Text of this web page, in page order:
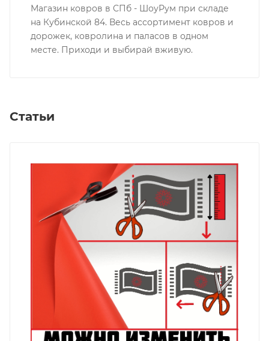
Магазин ковров в СПб - ШоуРум при складе
на Кубинской 84. Весь ассортимент ковров и
дорожек, ковролина и паласов в одном
месте. Приходи и выбирай вживую.
Статьи